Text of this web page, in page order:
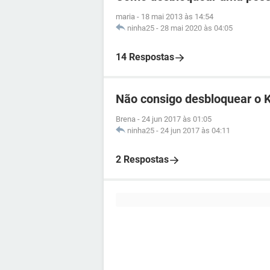
maria - 18 mai 2013 às 14:54
ninha25 - 28 mai 2020 às 04:05
14 Respostas
Não consigo desbloquear o
Brena - 24 jun 2017 às 01:05
ninha25 - 24 jun 2017 às 04:11
2 Respostas